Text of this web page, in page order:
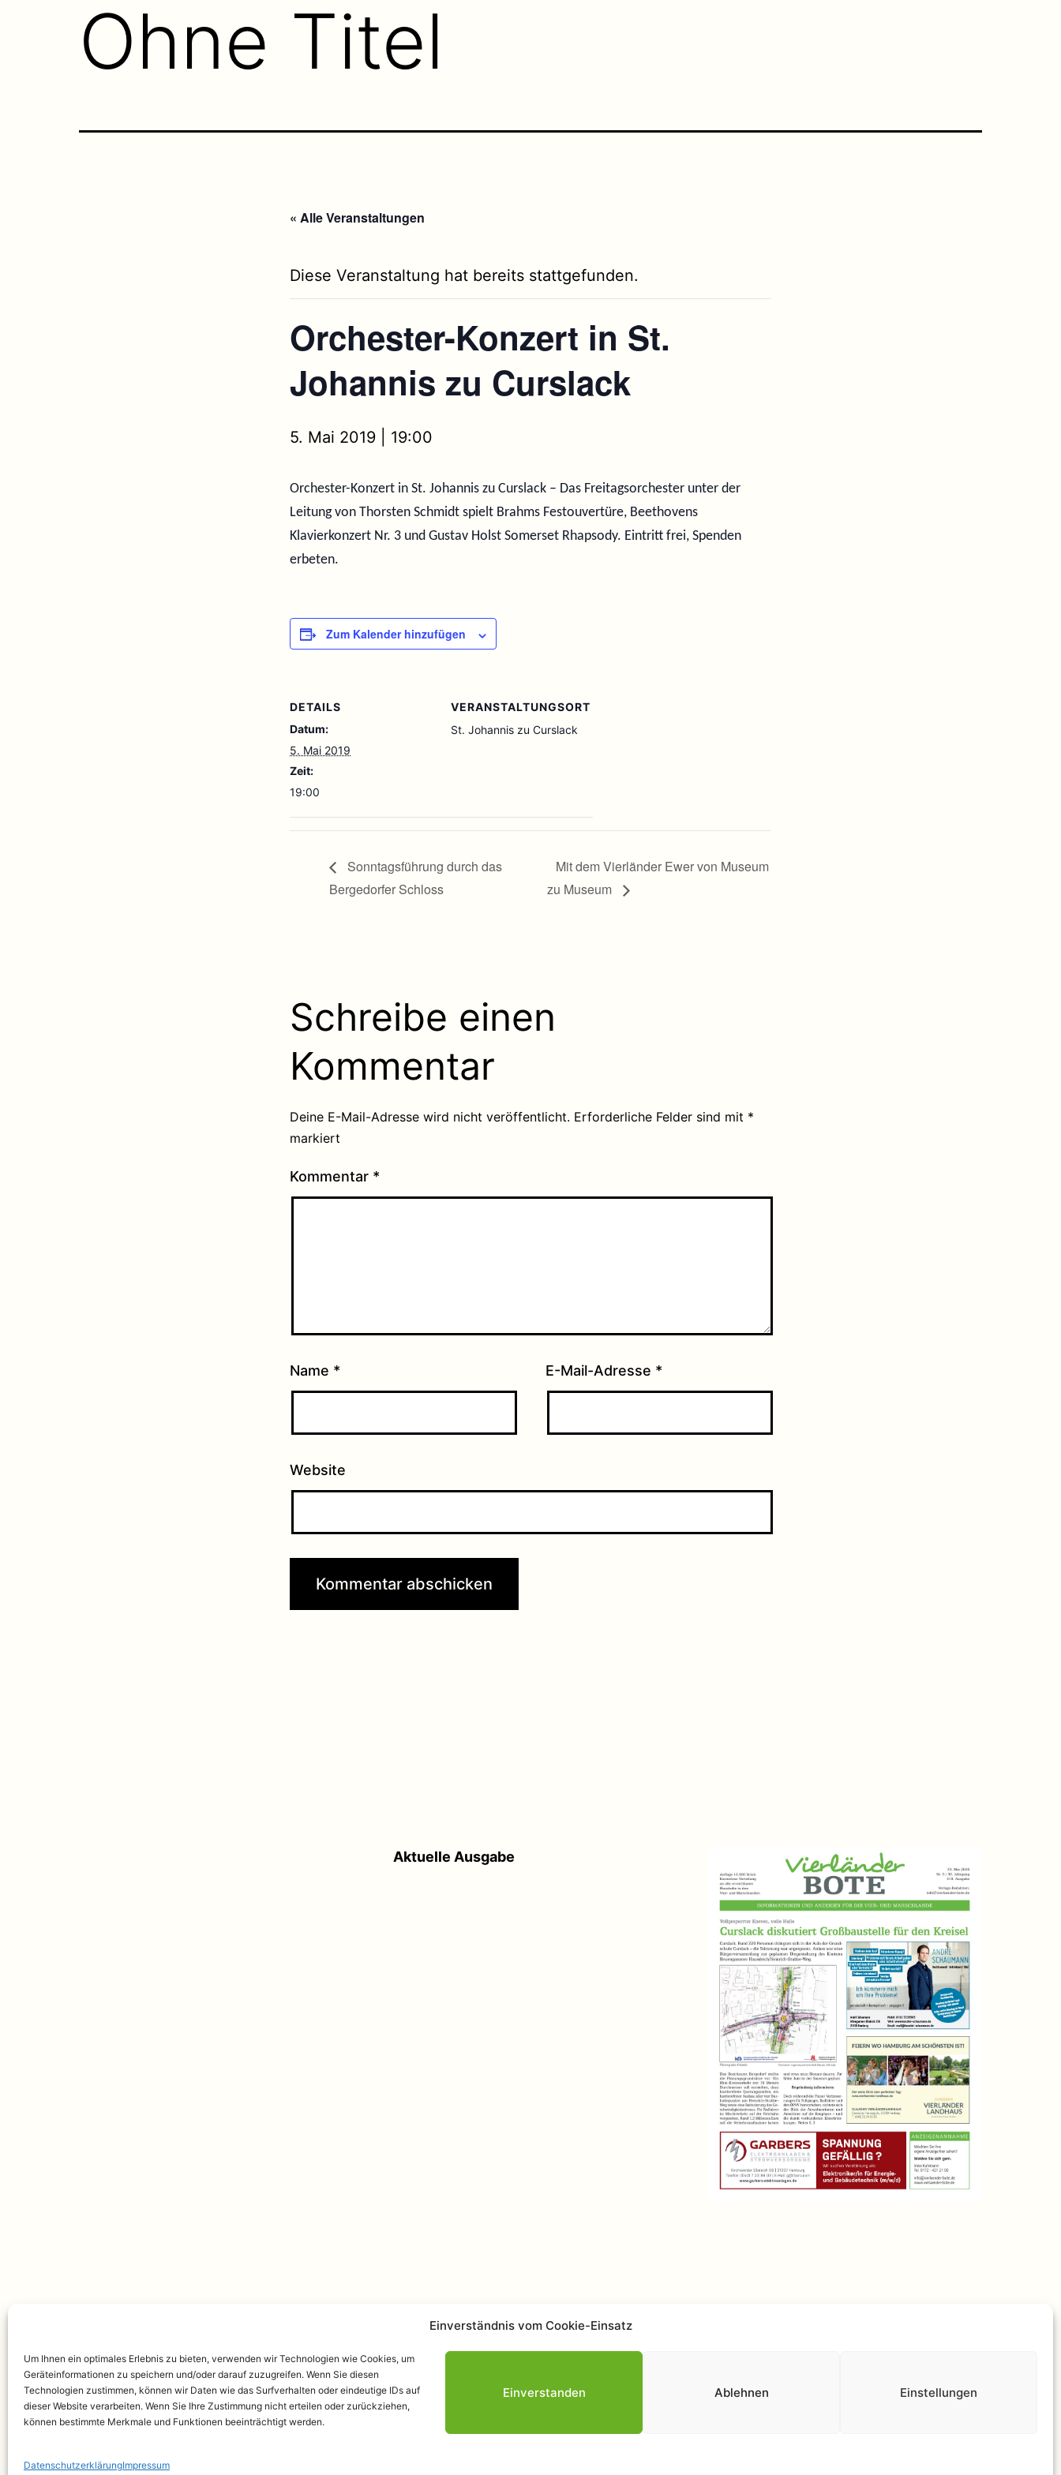
Einverständnis vom Cookie-Einsatz
Um Ihnen ein optimales Erlebnis zu bieten, verwenden wir Technologien wie Cookies, um
Geräteinformationen zu speichern und/oder darauf zuzugreifen. Wenn Sie diesen
Technologien zustimmen, können wir Daten wie das Surfverhalten oder eindeutige IDs auf
dieser Website verarbeiten. Wenn Sie Ihre Zustimmung nicht erteilen oder zurückziehen,
können bestimmte Merkmale und Funktionen beeinträchtigt werden.
Einverstanden Ablehnen Einstellungen
DatenschutzerklärungImpressum
Ohne Titel
« Alle Veranstaltungen
Diese Veranstaltung hat bereits stattgefunden.
Orchester-Konzert in St.
Johannis zu Curslack
5. Mai 2019 | 19:00
Orchester-Konzert in St. Johannis zu Curslack – Das Freitagsorchester unter der
Leitung von Thorsten Schmidt spielt Brahms Festouvertüre, Beethovens
Klavierkonzert Nr. 3 und Gustav Holst Somerset Rhapsody. Eintritt frei, Spenden
erbeten.
Zum Kalender hinzufügen
DETAILS
Datum:
5. Mai 2019
Zeit:
19:00
VERANSTALTUNGSORT
St. Johannis zu Curslack
Sonntagsführung durch das
Bergedorfer Schloss
Mit dem Vierländer Ewer von Museum
zu Museum
Schreibe einen
Kommentar
Deine E-Mail-Adresse wird nicht veröffentlicht. Erforderliche Felder sind mit *
markiert
Kommentar *
Name * E-Mail-Adresse *
Website
Aktuelle Ausgabe